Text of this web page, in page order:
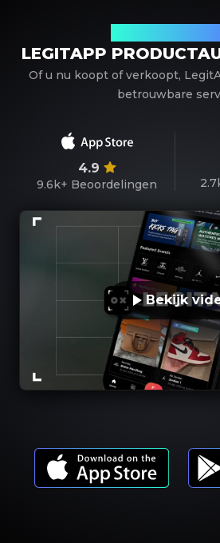
LEGITAPP
Of u nu koopt of verkoopt,
betrouwbare
4.9
9.6k+ Beoordelingen
Bekijk